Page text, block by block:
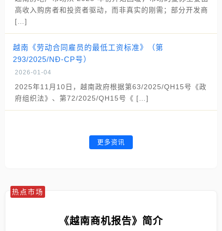
高收入购房者和投资者驱动，而非真实的刚需；部分开发商
[…]
越南《劳动合同雇员的最低工资标准》（第
293/2025/NĐ-CP号）
2026-01-04
2025年11月10日，越南政府根据第63/2025/QH15号《政
府组织法》、第72/2025/QH15号《 […]
更多资讯
热点市场
《越南商机报告》简介